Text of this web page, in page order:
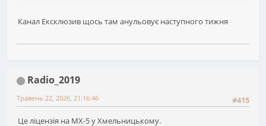
Канал Ексклюзив щось там анульовує наступного тижня
Radio_2019
#415
Травень 22, 2026, 21:16:46
Це ліцензія на MX-5 у Хмельницькому.